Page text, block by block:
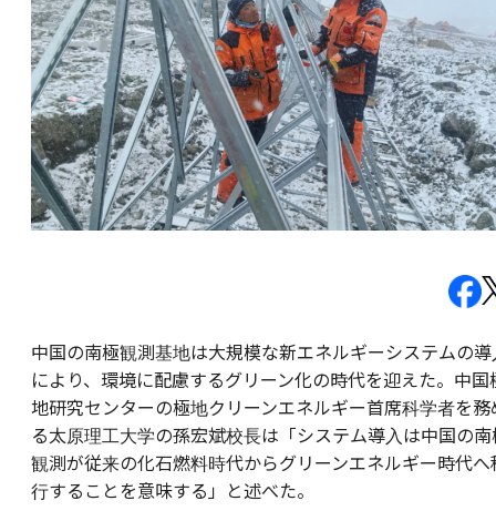
中国の南極観測基地は大規模な新エネルギーシステムの導
により、環境に配慮するグリーン化の時代を迎えた。中国
地研究センターの極地クリーンエネルギー首席科学者を務
る太原理工大学の孫宏斌校長は「システム導入は中国の南
観測が従来の化石燃料時代からグリーンエネルギー時代へ
行することを意味する」と述べた。